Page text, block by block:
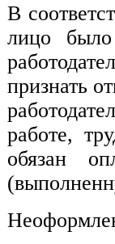
В
лицо
признать
работе,
обязан